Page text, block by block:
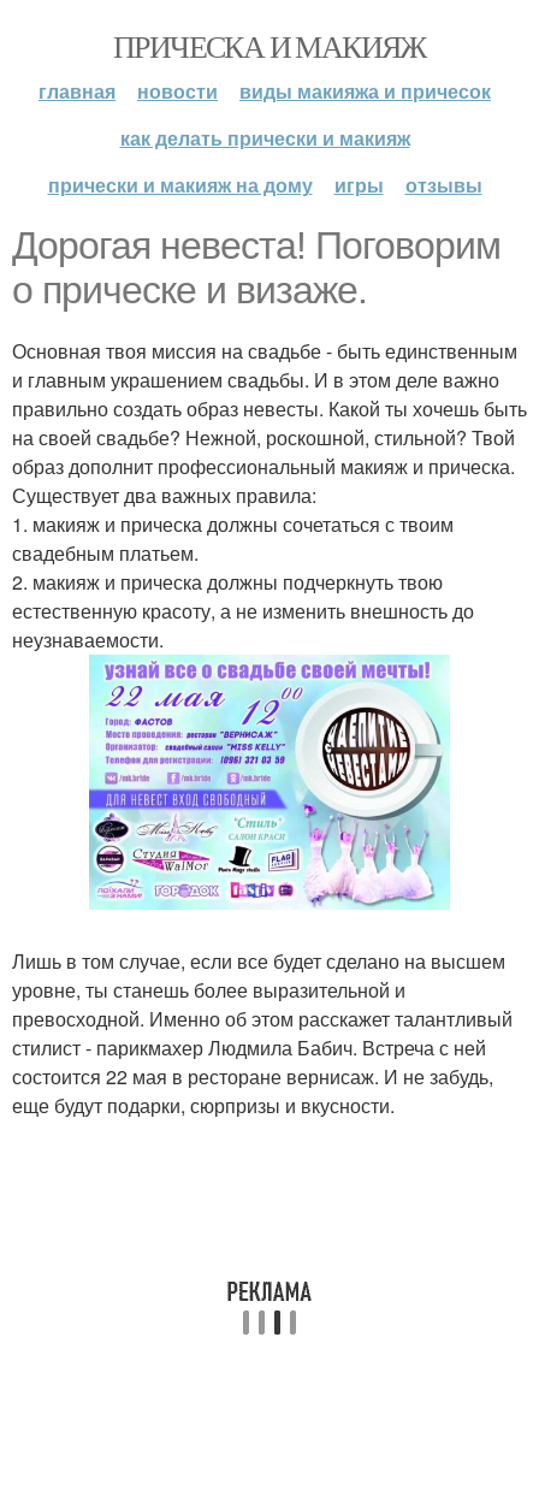
ПРИЧЕСКА И МАКИЯЖ
главная новости
виды макияжа и причесок
как делать прически и макияж
прически и макияж на дому
игры отзывы
Дорогая невеста! Поговорим
о прическе и визаже.
Основная твоя миссия на свадьбе - быть единственным
и главным украшением свадьбы. И в этом деле важно
правильно создать образ невесты. Какой ты хочешь быть
на своей свадьбе? Нежной, роскошной, стильной? Твой
образ дополнит профессиональный макияж и прическа.
Существует два важных правила:
1. макияж и прическа должны сочетаться с твоим
свадебным платьем.
2. макияж и прическа должны подчеркнуть твою
естественную красоту, а не изменить внешность до
неузнаваемости.
Лишь в том случае, если все будет сделано на высшем
уровне, ты станешь более выразительной и
превосходной. Именно об этом расскажет талантливый
стилист - парикмахер Людмила Бабич. Встреча с ней
состоится 22 мая в ресторане вернисаж. И не забудь,
еще будут подарки, сюрпризы и вкусности.